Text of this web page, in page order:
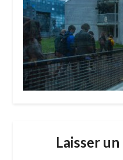
Laisser